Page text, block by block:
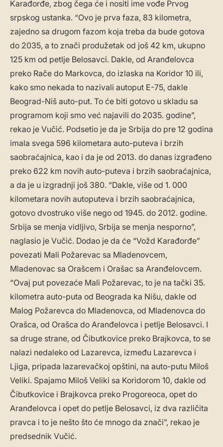
Karađorđe, zbog čega će i nositi ime vođe Prvog
srpskog ustanka. “Ovo je prva faza, 83 kilometra,
zajedno sa drugom fazom koja treba da bude gotova
do 2035, a to znači produžetak od još 42 km, ukupno
125 km od petlje Belosavci. Dakle, od Aranđelovca
preko Rače do Markovca, do izlaska na Koridor 10 ili,
kako smo nekada to nazivali autoput E-75, dakle
Beograd-Niš auto-put. To će biti gotovo u skladu sa
programom koji smo već najavili do 2035. godine”,
rekao je Vučić. Podsetio je da je Srbija do pre 12 godina
imala svega 596 kilometara auto-puteva i brzih
saobraćajnica, kao i da je od 2013. do danas izgrađeno
preko 622 km novih auto-puteva i brzih saobraćajnica,
a da je u izgradnji još 380. “Dakle, više od 1. 000
kilometara novih autoputeva i brzih saobraćajnica,
gotovo dvostruko više nego od 1945. do 2012. godine.
Srbija se menja vidljivo, Srbija se menja nesporno”,
naglasio je Vučić. Dodao je da će “Vožd Karađorđe”
povezati Mali Požarevac sa Mladenovcem,
Mladenovac sa Orašcem i Orašac sa Aranđelovcem.
“Ovaj put povezaće Mali Požarevac, to je na tački 35.
kilometra auto-puta od Beograda ka Nišu, dakle od
Malog Požarevca do Mladenovca, od Mladenovca do
Orašca, od Orašca do Aranđelovca i petlje Belosavci. I
sa druge strane, od Čibutkovice preko Brajkovca, to se
nalazi nedaleko od Lazarevca, između Lazarevca i
Ljiga, pripada lazarevačkoj opštini, na auto-putu Miloš
Veliki. Spajamo Miloš Veliki sa Koridorom 10, dakle od
Čibutkovice i Brajkovca preko Progoreoca, opet do
Aranđelovca i opet do petlje Belosavci, iz dva različita
pravca i to je nešto što će mnogo da znači”, rekao je
predsednik Vučić.